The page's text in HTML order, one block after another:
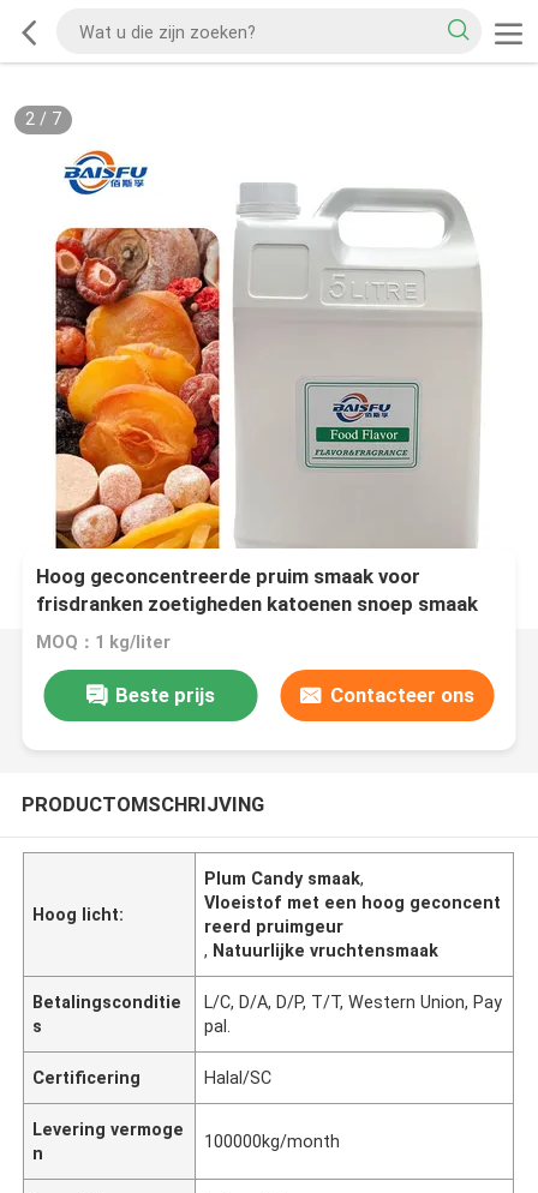
2/ 7
Hoog geconcentreerde pruim smaak voor
frisdranken zoetigheden katoenen snoep smaak
MOQ：1 kg/liter
Beste prijs Contacteer ons
PRODUCTOMSCHRIJVING
Hoog licht:
Plum Candy smaak,
Vloeistof met een hoog geconcent
reerd pruimgeur
, Natuurlijke vruchtensmaak
Betalingsconditie
s
L/C, D/A, D/P, T/T, Western Union, Pay
pal.
Certificering Halal/SC
Levering vermoge
n
100000kg/month